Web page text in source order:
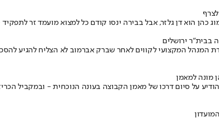
הוא דן גלזר, אבל בבירה ינסו קודם כל למצוא מועמד זר
בבית"ר ירושלים
המנהל המקצועי לקווים לאחר שברק אברמוב לא הצליח להגיע
מונה למאמן
על סיום דרכו של מאמן הקבוצה בעונה הנוכחית - ובמקביל